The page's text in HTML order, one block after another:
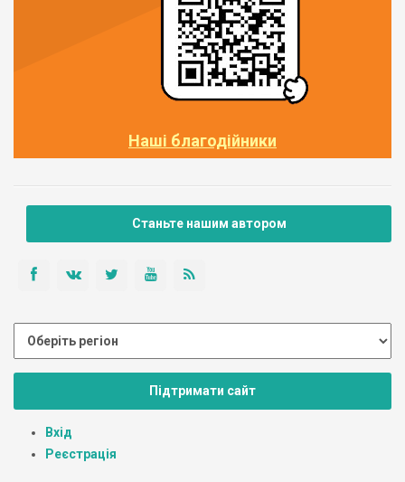
Наші благодійники
Станьте нашим автором
Підтримати сайт
Вхід
Реєстрація